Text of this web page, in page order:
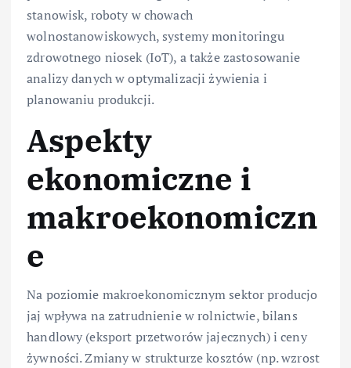
stanowisk, roboty w chowach
wolnostanowiskowych, systemy monitoringu
zdrowotnego niosek (IoT), a także zastosowanie
analizy danych w optymalizacji żywienia i
planowaniu produkcji.
Aspekty
ekonomiczne i
makroekonomiczn
e
Na poziomie makroekonomicznym sektor producjo
jaj wpływa na zatrudnienie w rolnictwie, bilans
handlowy (eksport przetworów jajecznych) i ceny
żywności. Zmiany w strukturze kosztów (np. wzrost